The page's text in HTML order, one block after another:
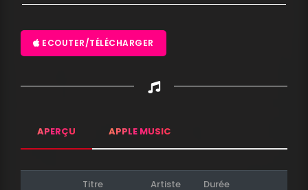
ECOUTER/TÉLÉCHARGER
APERÇU APPLE MUSIC
Titre Artiste Durée